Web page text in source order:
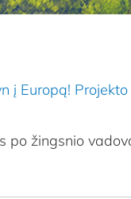
į Europą!
po žingsnio